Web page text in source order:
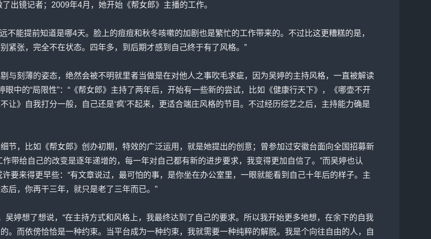
出镜记者；2009年4月，她开始《帮女郎》主播的工作。
能提前知道是哪4天。脸上的痘痘和秋冬咳嗽的加剧也是繁忙的工作带来的。不过比这更糟糕的是，
紧张，完全不在状态。四年多，到后期才感到自己终于有了风格。”
刻薄的姿态，绝然会被不明就里者当做是在对他人之事吹毛求疵，因为吴婷的主持风格，一直被解读
眼中的“局限性”：“《帮女郎》主持了两年后，开始有一些新的尝试，比如《健康行天下》，《哪壶不开
让》自我打分一般，自己还是‘疯’不起来，更适合端庄风格的节目。不过经历综艺之后，主持能力确是
，比如《帮女郎》创办初期，特效的广泛运用，就是她提出的创意；曾参加过安徽台面向全国招募新
带给自己的改变是逐年递增的，每一年对自己都有新的进步要求，我变得更加自信了。”而吴婷也认
许要来得更早些：“有文章说过，最可怕的事，是你坐在办公室里，一眼就能看到自己十年后的样子。主
后，你再干三年，就只是老了三年而已。”
婷想了想说，“在主持方式和风格上，我最终达到了自己的要求。所以我开始更多地想，在余下的自我
。而依傍恰恰是一种约束。当平台成为一种约束，我就需要一种纯粹的解脱。我是个向往自由的人，自